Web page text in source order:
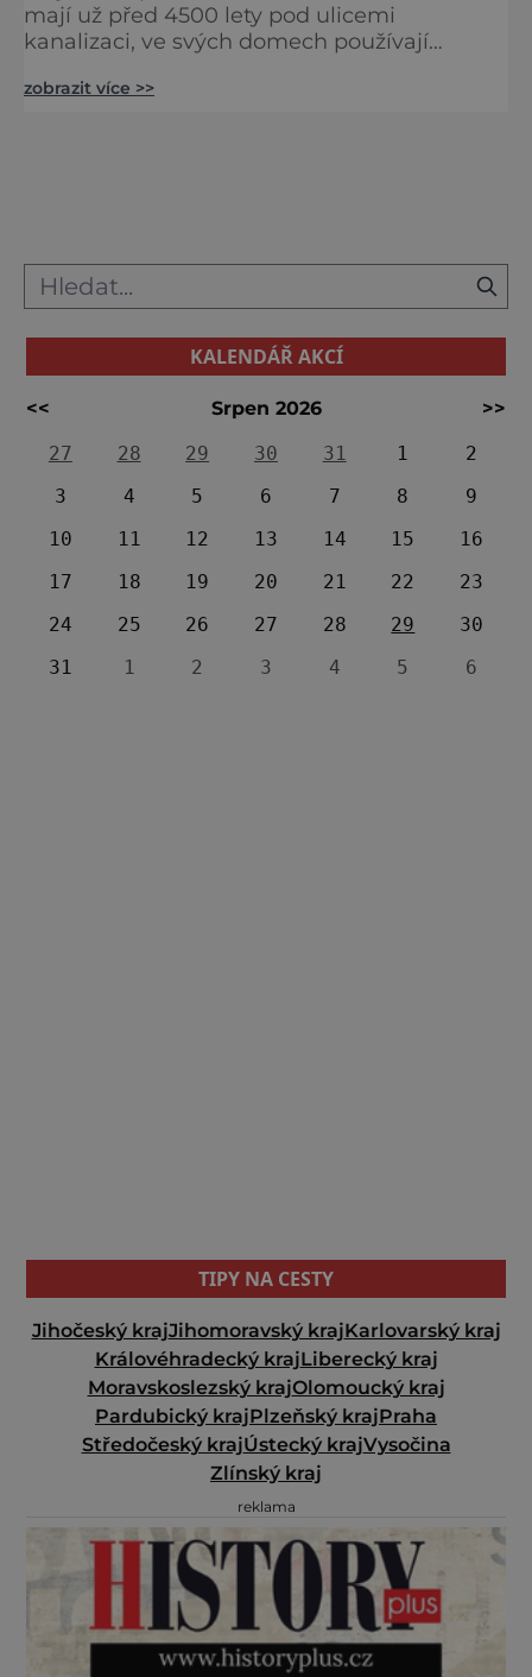
mají už před 4500 lety pod ulicemi
kanalizaci, ve svých domech používají
tohoto místa ale náhle končí 1900 let před
zobrazit více >>
KALENDÁŘ AKCÍ
<< Srpen 2026
>>
27
28 29 30 31 1
2
3
4 5 6 7 8
9
10
11 12 13 14 15
16
17
18 19 20 21 22
23
24
25 26 27 28 29
30
31
1 2 3 4 5 6
TIPY NA CESTY
Jihočeský krajJihomoravský krajKarlovarský kraj
Královéhradecký krajLiberecký kraj
Moravskoslezský krajOlomoucký kraj
Pardubický krajPlzeňský krajPraha
Středočeský krajÚstecký krajVysočina
Zlínský kraj
reklama